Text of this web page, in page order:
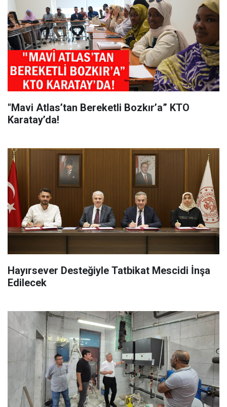
"Mavi Atlas’tan Bereketli Bozkır’a” KTO
Karatay’da!
Hayırsever Desteğiyle Tatbikat Mescidi İnşa
Edilecek